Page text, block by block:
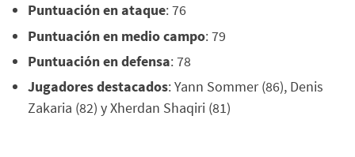
Puntuación en ataque: 76
Puntuación en medio campo: 79
Puntuación en defensa: 78
Jugadores destacados: Yann Sommer (86), Denis
Zakaria (82) y Xherdan Shaqiri (81)